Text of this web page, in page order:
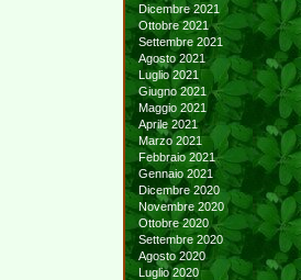
Dicembre 2021
Ottobre 2021
Settembre 2021
Agosto 2021
Luglio 2021
Giugno 2021
Maggio 2021
Aprile 2021
Marzo 2021
Febbraio 2021
Gennaio 2021
Dicembre 2020
Novembre 2020
Ottobre 2020
Settembre 2020
Agosto 2020
Luglio 2020